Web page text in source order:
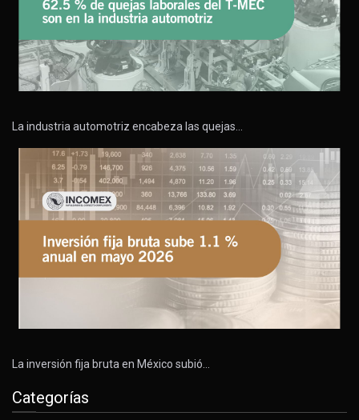
La industria automotriz encabeza las quejas…
La inversión fija bruta en México subió…
Categorías